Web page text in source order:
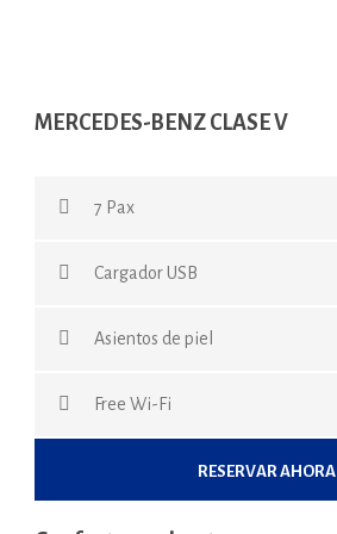
MERCEDES-BENZ CLASE V
7 Pax
Cargador USB
Asientos de piel
Free Wi-Fi
RESERVAR AHORA